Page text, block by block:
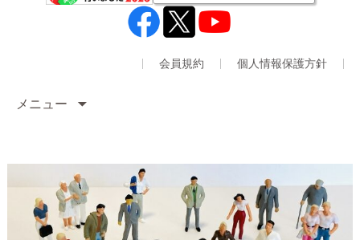
会員規約 個人情報保護方針
メニュー